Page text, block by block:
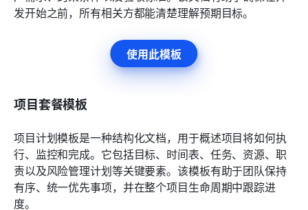
发开始之前，所有相关方都能清楚理解预期目标。
使用此模板
项目套餐模板
项目计划模板是一种结构化文档，用于概述项目将如何执
行、监控和完成。它包括目标、时间表、任务、资源、职
责以及风险管理计划等关键要素。该模板有助于团队保持
有序、统一优先事项，并在整个项目生命周期中跟踪进
度。